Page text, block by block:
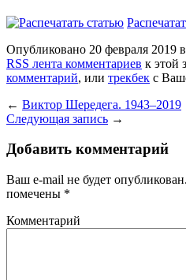
Опубликовано 20 февраля 2019
RSS лента комментариев к этой
комментарий, или трекбек с
← Виктор Шередега. 1943–2019
Следующая запись →
Добавить комментарий
Ваш e-mail не будет опубликован.
помечены *
Комментарий